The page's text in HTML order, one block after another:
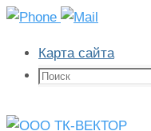
Карта сайта
Поиск: